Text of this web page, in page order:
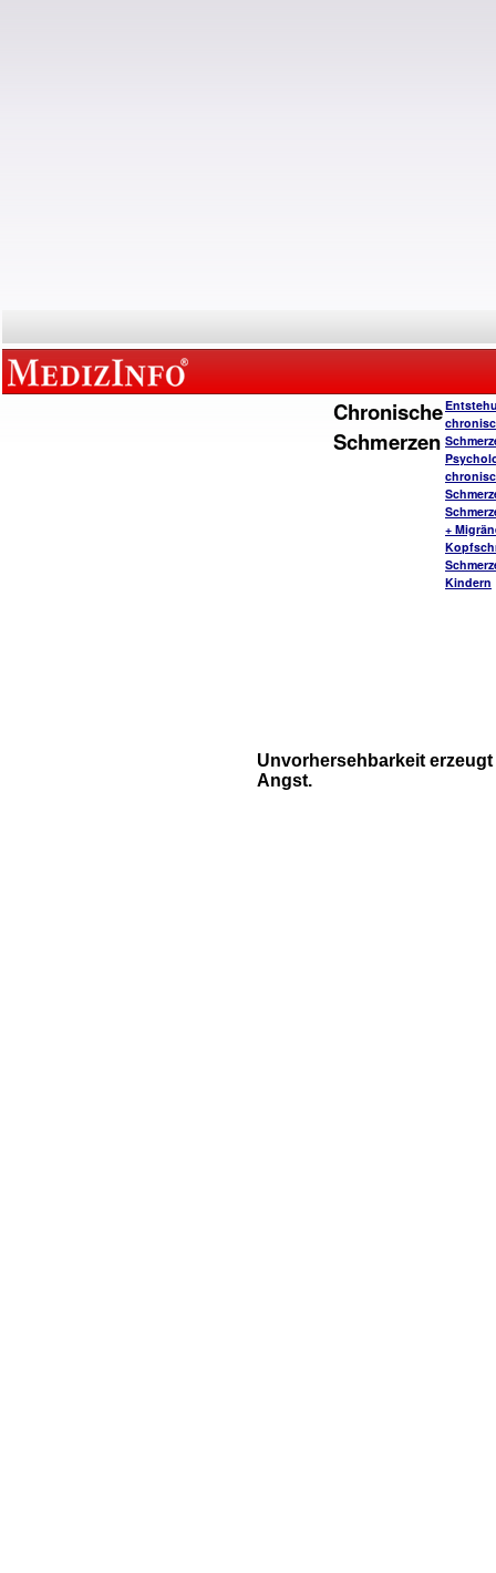
Chronische
Schmerzen
+
Kindern
Unvorhersehbarkeit erzeugt
Angst.